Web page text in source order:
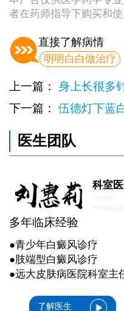
者在药师指导下购买和使
直接了解病情
明明白白做治疗
上一篇： 身上长很多
下一篇： 伍德灯下蓝
医生团队
科室
多年临床经验
●青少年白癜风诊疗
●肢端型白癜风诊疗
●远大皮肤病医院科室主
了解医生